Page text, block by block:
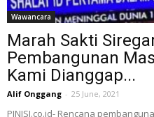
Wawancara
Marah Sakti
Pembangunan
Kami Dianggap...
Alif Onggang - 25 June, 2021
PINISI.co.id- Rencana